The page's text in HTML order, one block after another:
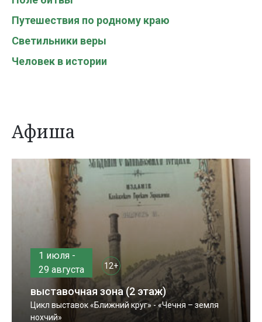
Путешествия по родному краю
Светильники веры
Человек в истории
Афиша
1 июля -
29 августа
12+
выставочная зона (2 этаж)
Цикл выставок «Ближний круг» - «Чечня – земля
нохчий»